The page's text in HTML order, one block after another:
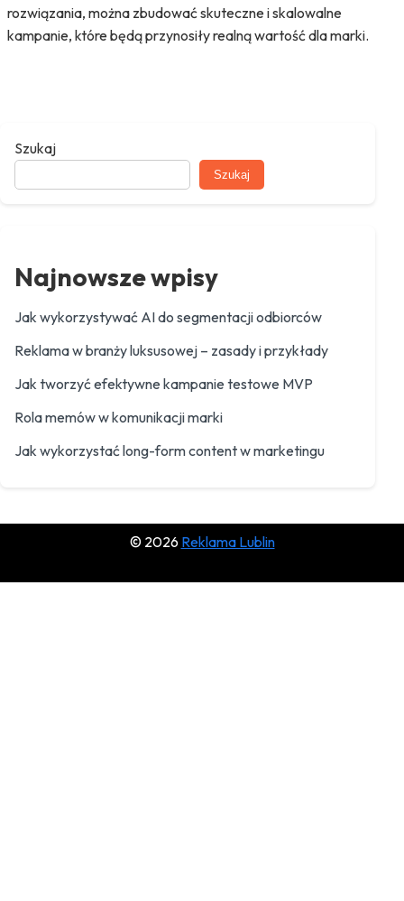
rozwiązania, można zbudować skuteczne i skalowalne
kampanie, które będą przynosiły realną wartość dla marki.
Szukaj
Szukaj
Najnowsze wpisy
Jak wykorzystywać AI do segmentacji odbiorców
Reklama w branży luksusowej – zasady i przykłady
Jak tworzyć efektywne kampanie testowe MVP
Rola memów w komunikacji marki
Jak wykorzystać long-form content w marketingu
© 2026 Reklama Lublin